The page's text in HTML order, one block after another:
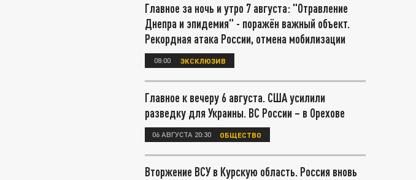
Главное за ночь и утро 7 августа: "Отравление
Днепра и эпидемия" - поражён важный объект.
Рекордная атака России, отмена мобилизации
08:00 ЭКСКЛЮЗИВ
Главное к вечеру 6 августа. США усилили
разведку для Украины. ВС России – в Орехове
06 АВГУСТА 20:30 ОБЩЕСТВО
Вторжение ВСУ в Курскую область. Россия вновь